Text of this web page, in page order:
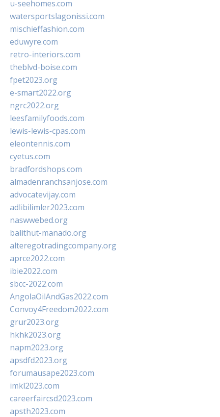
u-seehomes.com
watersportslagonissi.com
mischieffashion.com
eduwyre.com
retro-interiors.com
theblvd-boise.com
fpet2023.org
e-smart2022.org
ngrc2022.org
leesfamilyfoods.com
lewis-lewis-cpas.com
eleontennis.com
cyetus.com
bradfordshops.com
almadenranchsanjose.com
advocatevijay.com
adlibilimler2023.com
naswwebed.org
balithut-manado.org
alteregotradingcompany.org
aprce2022.com
ibie2022.com
sbcc-2022.com
AngolaOilAndGas2022.com
Convoy4Freedom2022.com
grur2023.org
hkhk2023.org
napm2023.org
apsdfd2023.org
forumausape2023.com
imkl2023.com
careerfaircsd2023.com
apsth2023.com